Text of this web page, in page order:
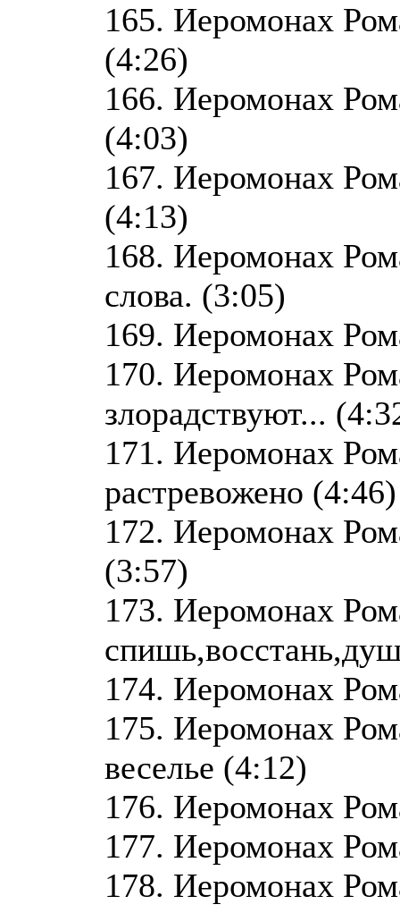
165. Иеромонах
(4:26)
166. Иеромонах
(4:03)
167. Иеромонах
(4:13)
168. Иеромонах
слова. (3:05)
169. Иеромонах
170. Иеромонах
злорадствуют...
171. Иеромонах
растревожено (4:46)
172. Иеромонах
(3:57)
173. Иеромонах
174. Иеромонах
175. Иеромонах
веселье (4:12)
176. Иеромонах
177. Иеромонах
178. Иеромонах